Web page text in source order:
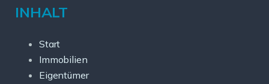
INHALT
Start
Immobilien
Eigentümer